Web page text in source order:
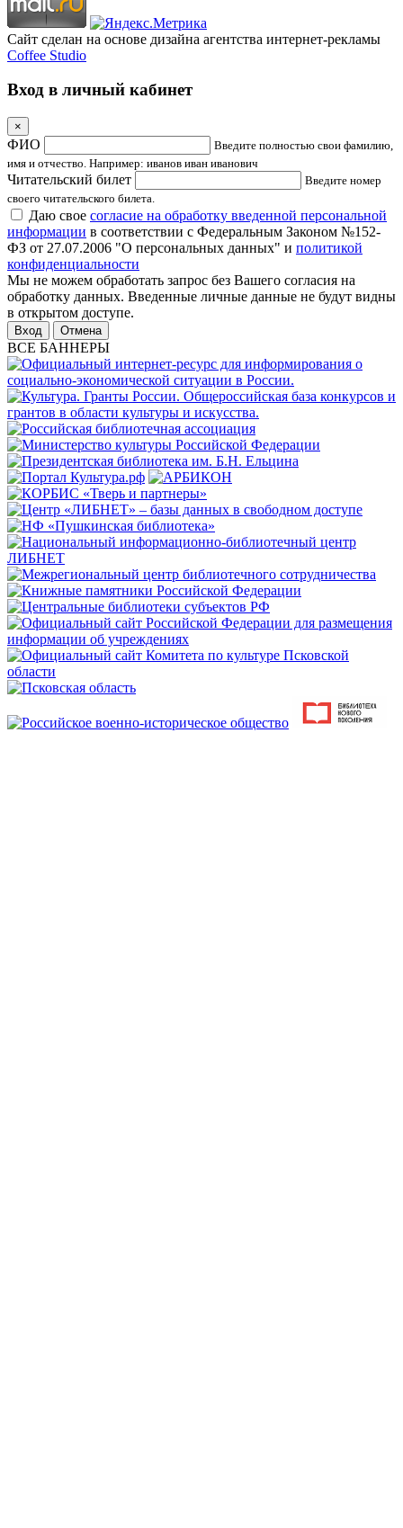
Сайт сделан на основе дизайна агентства интернет-рекламы
Coffee Studio
Вход в личный кабинет
×
ФИО
Введите полностью свои фамилию,
имя и отчество. Например: иванов иван иванович
Читательский билет
Введите номер
своего читательского билета.
Даю свое согласие на обработку введенной персональной
информации в соответствии с Федеральным Законом №152-
ФЗ от 27.07.2006 "О персональных данных" и политикой
конфиденциальности
Мы не можем обработать запрос без Вашего согласия на
обработку данных. Введенные личные данные не будут видны
в открытом доступе.
Отмена
ВСЕ БАННЕРЫ